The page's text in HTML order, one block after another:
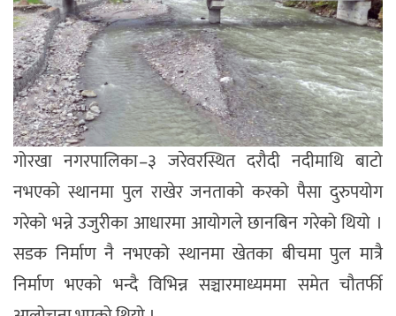
गोरखा नगरपालिका–३ जरेवरस्थित दरौदी नदीमाथि बाटो
नभएको स्थानमा पुल राखेर जनताको करको पैसा दुरुपयोग
गरेको भन्ने उजुरीका आधारमा आयोगले छानबिन गरेको थियो ।
सडक निर्माण नै नभएको स्थानमा खेतका बीचमा पुल मात्रै
निर्माण भएको भन्दै विभिन्न सञ्चारमाध्यममा समेत चौतर्फी